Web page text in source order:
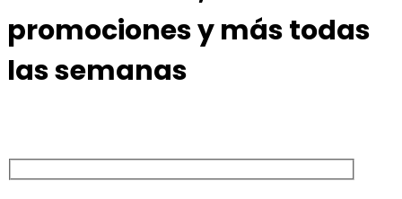
promociones y más todas
las semanas